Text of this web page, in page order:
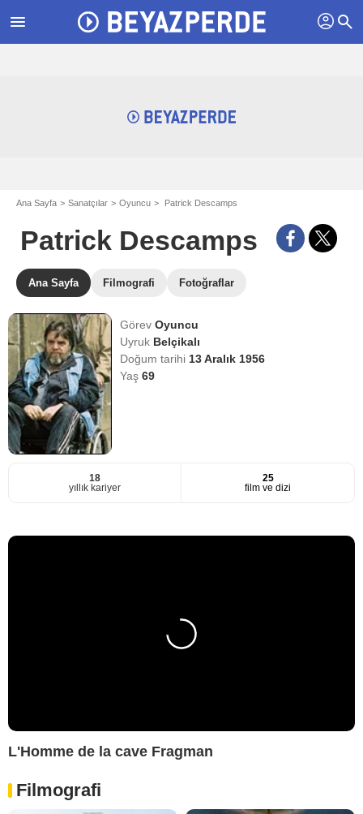
menu profil search
Ana Sayfa Sanatçılar Oyuncu Patrick Descamps
Patrick Descamps
Ana Sayfa Filmografi Fotoğraflar
GörevOyuncu
Uyruk Belçikalı
Doğum tarihi 13 Aralık 1956
Yaş69
18
yıllık kariyer
25
film ve dizi
L'Homme de la cave Fragman
Filmografi